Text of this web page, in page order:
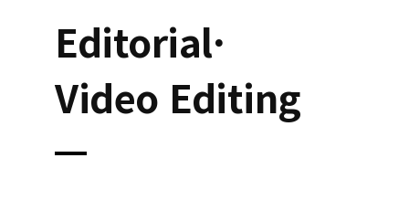
Editorial·
Video Editing